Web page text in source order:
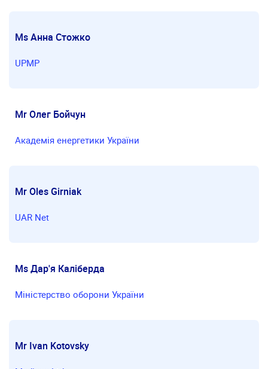
Ms Анна Стожко
UPMP
Mr Олег Бойчун
Академія енергетики України
Mr Oles Girniak
UAR Net
Ms Дар'я Каліберда
Міністерство оборони України
Mr Ivan Kotovsky